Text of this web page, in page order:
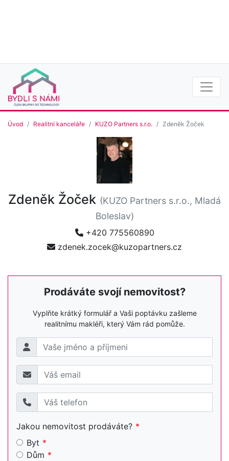
Úvod Realitní kanceláře KUZO Partners s.r.o. Zdeněk Žoček
Zdeněk Žoček (KUZO Partners s.r.o., Mladá
Boleslav)
+420 775560890
zdenek.zocek@kuzopartners.cz
Prodáváte svojí nemovitost?
Vyplňte krátký formulář a Vaši poptávku zašleme
realitnímu makléři, který Vám rád pomůže.
Jakou nemovitost prodáváte?
Byt
Dům